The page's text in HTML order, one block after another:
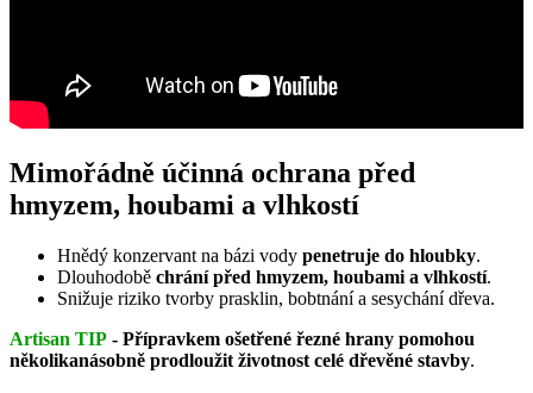
Mimořádně účinná ochrana před
hmyzem, houbami a vlhkostí
Hnědý konzervant na bázi vody penetruje do hloubky.
Dlouhodobě chrání před hmyzem, houbami a vlhkostí.
Snižuje riziko tvorby prasklin, bobtnání a sesychání dřeva.
Artisan TIP - Přípravkem ošetřené řezné hrany pomohou
několikanásobně prodloužit životnost celé dřevěné stavby.